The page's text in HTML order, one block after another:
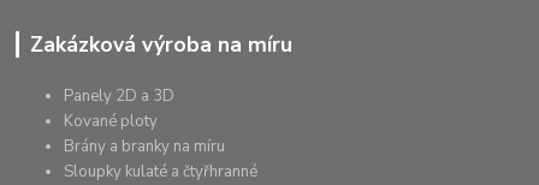
Zakázková výroba na míru
Panely 2D a 3D
Kované ploty
Brány a branky na míru
Sloupky kulaté a čtyřhranné